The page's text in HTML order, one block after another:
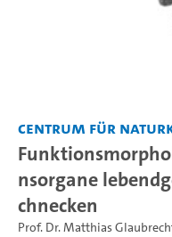
Centrum für
nsorgane
chnecken
Prof. Dr. Matthias